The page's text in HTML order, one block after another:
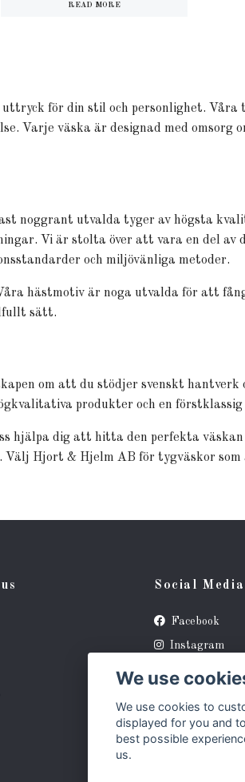
READ MORE
för din stil och personlighet. Våra
Varje väska är designad med omsorg
noggrant utvalda tyger av högsta
Vi är stolta över att vara en del av
och miljövänliga metoder.
hästmotiv är noga utvalda för att
sätt.
om att du stödjer svenskt hantverk
produkter och en förstklassig
hjälpa dig att hitta den perfekta väskan
Hjort & Hjelm AB för tygväskor
Social Media
Facebook
Instagram
Pinterest
We use
We use cookies to
displayed for you and
best possible
us.